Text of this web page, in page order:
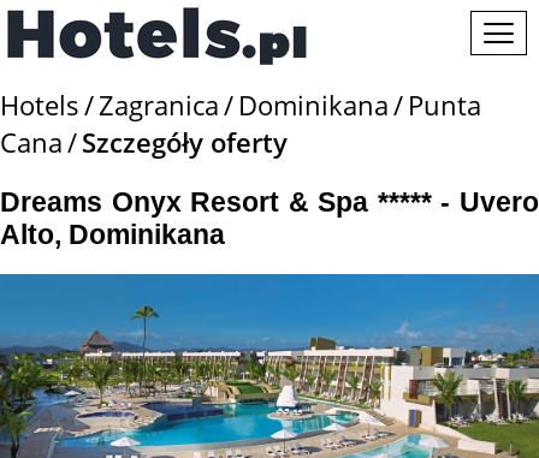
Hotels Zagranica Dominikana
Punta
Cana Szczegóły oferty
Dreams Onyx Resort & Spa ***** - Uvero
Alto, Dominikana